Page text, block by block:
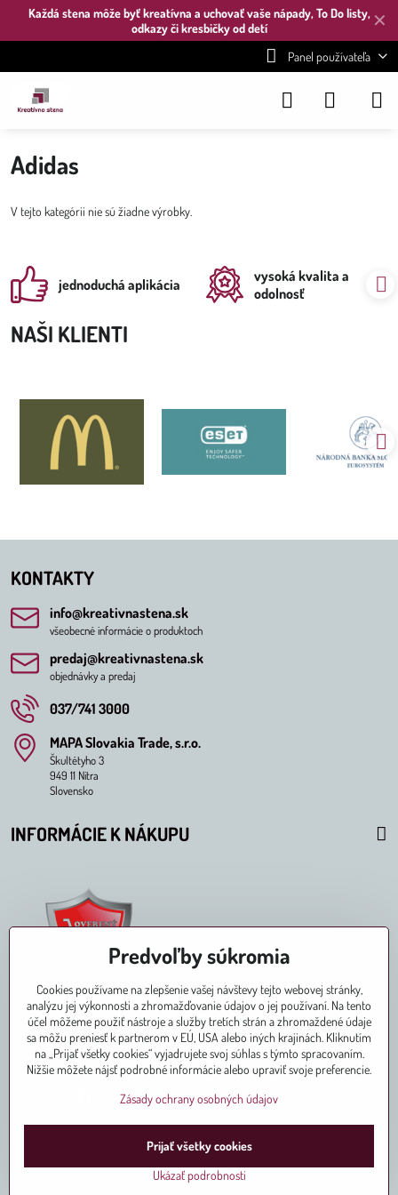
✕
Každá stena môže byť kreatívna a uchovať vaše nápady, To Do listy,
odkazy či kresbičky od detí
Panel používateľa
Adidas
V tejto kategórii nie sú žiadne výrobky.
jednoduchá aplikácia
vysoká kvalita a
odolnosť
NAŠI KLIENTI
KONTAKTY
info​@kreativnastena​.sk
všeobecné informácie o produktoch
predaj​@kreativnastena​.sk
objednávky a predaj
037/741 3000
MAPA Slovakia Trade, s​.r​.o​.
Škultétyho 3
949 11 Nitra
Slovensko
INFORMÁCIE K NÁKUPU
Pridajte sa k nám aj na
Facebook
©2026CopyrightPredvoľby súkromiaZásady ochrany osobných údajov
Vytvorené pomocou:BiznisWeb.sk
Predvoľby súkromia
Cookies používame na zlepšenie vašej návštevy tejto webovej stránky,
analýzu jej výkonnosti a zhromažďovanie údajov o jej používaní. Na tento
účel môžeme použiť nástroje a služby tretích strán a zhromaždené údaje
sa môžu preniesť k partnerom v EÚ, USA alebo iných krajinách. Kliknutím
na „Prijať všetky cookies“ vyjadrujete svoj súhlas s týmto spracovaním.
Nižšie môžete nájsť podrobné informácie alebo upraviť svoje preferencie.
Zásady ochrany osobných údajov
Ukázať podrobnosti
Prijať všetky cookies